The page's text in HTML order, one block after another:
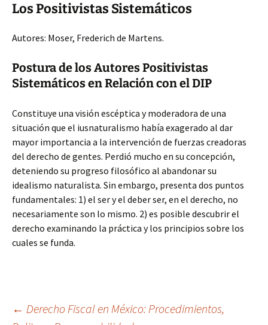
Los Positivistas Sistemáticos
Autores: Moser, Frederich de Martens.
Postura de los Autores Positivistas
Sistemáticos en Relación con el DIP
Constituye una visión escéptica y moderadora de una
situación que el iusnaturalismo había exagerado al dar
mayor importancia a la intervención de fuerzas creadoras
del derecho de gentes. Perdió mucho en su concepción,
deteniendo su progreso filosófico al abandonar su
idealismo naturalista. Sin embargo, presenta dos puntos
fundamentales: 1) el ser y el deber ser, en el derecho, no
necesariamente son lo mismo. 2) es posible descubrir el
derecho examinando la práctica y los principios sobre los
cuales se funda.
Navegación
← Derecho Fiscal en México: Procedimientos,